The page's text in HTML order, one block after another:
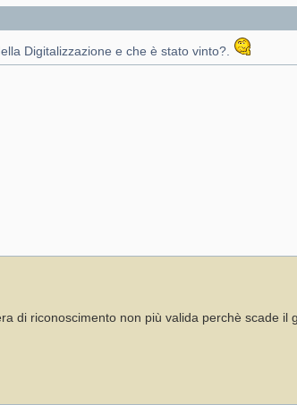
Digitalizzazione e che è stato vinto?.
di riconoscimento non più valida perchè scade il